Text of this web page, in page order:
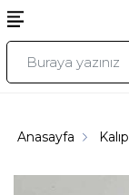
Anasayfa Kalıp